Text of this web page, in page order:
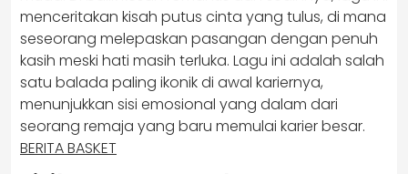
menceritakan kisah putus cinta yang tulus, di mana
seseorang melepaskan pasangan dengan penuh
kasih meski hati masih terluka. Lagu ini adalah salah
satu balada paling ikonik di awal kariernya,
menunjukkan sisi emosional yang dalam dari
seorang remaja yang baru memulai karier besar.
BERITA BASKET